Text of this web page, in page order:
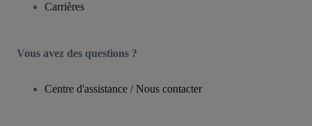
Carrières
Vous avez des questions ?
Centre d'assistance / Nous contacter